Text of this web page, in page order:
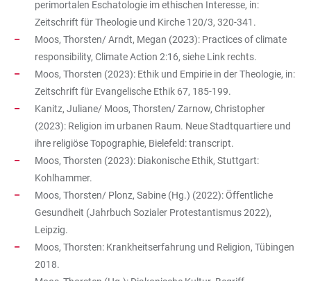
perimortalen Eschatologie im ethischen Interesse, in:
Zeitschrift für Theologie und Kirche 120/3, 320-341.
Moos, Thorsten/ Arndt, Megan (2023): Practices of climate
responsibility, Climate Action 2:16, siehe Link rechts.
Moos, Thorsten (2023): Ethik und Empirie in der Theologie, in:
Zeitschrift für Evangelische Ethik 67, 185-199.
Kanitz, Juliane/ Moos, Thorsten/ Zarnow, Christopher
(2023): Religion im urbanen Raum. Neue Stadtquartiere und
ihre religiöse Topographie, Bielefeld: transcript.
Moos, Thorsten (2023): Diakonische Ethik, Stuttgart:
Kohlhammer.
Moos, Thorsten/ Plonz, Sabine (Hg.) (2022): Öffentliche
Gesundheit (Jahrbuch Sozialer Protestantismus 2022),
Leipzig.
Moos, Thorsten: Krankheitserfahrung und Religion, Tübingen
2018.